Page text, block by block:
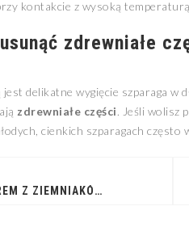
kontakcie z wysoką
zdrewniałe
delikatne wygięcie szparaga w
zdrewniałe części. Jeśli wolisz
cienkich szparagach
AKSAMITNA ZUPA KREM Z ZIEMNIAKÓW DOSKONAŁA NA CHŁODNE DNI